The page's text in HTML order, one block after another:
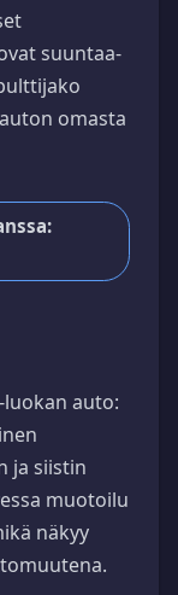
suuntaa-
omasta
auto:
ja siistin
muotoilu
näkyy